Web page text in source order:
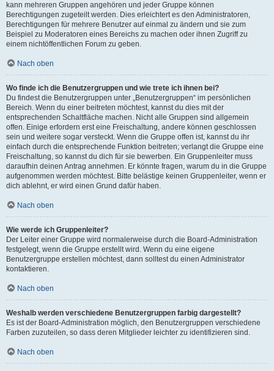
kann mehreren Gruppen angehören und jeder Gruppe können
Berechtigungen zugeteilt werden. Dies erleichtert es den Administratoren,
Berechtigungen für mehrere Benutzer auf einmal zu ändern und sie zum
Beispiel zu Moderatoren eines Bereichs zu machen oder ihnen Zugriff zu
einem nichtöffentlichen Forum zu geben.
Nach oben
Wo finde ich die Benutzergruppen und wie trete ich ihnen bei?
Du findest die Benutzergruppen unter „Benutzergruppen“ im persönlichen
Bereich. Wenn du einer beitreten möchtest, kannst du dies mit der
entsprechenden Schaltfläche machen. Nicht alle Gruppen sind allgemein
offen. Einige erfordern erst eine Freischaltung, andere können geschlossen
sein und weitere sogar versteckt. Wenn die Gruppe offen ist, kannst du ihr
einfach durch die entsprechende Funktion beitreten; verlangt die Gruppe eine
Freischaltung, so kannst du dich für sie bewerben. Ein Gruppenleiter muss
daraufhin deinen Antrag annehmen. Er könnte fragen, warum du in die Gruppe
aufgenommen werden möchtest. Bitte belästige keinen Gruppenleiter, wenn er
dich ablehnt, er wird einen Grund dafür haben.
Nach oben
Wie werde ich Gruppenleiter?
Der Leiter einer Gruppe wird normalerweise durch die Board-Administration
festgelegt, wenn die Gruppe erstellt wird. Wenn du eine eigene
Benutzergruppe erstellen möchtest, dann solltest du einen Administrator
kontaktieren.
Nach oben
Weshalb werden verschiedene Benutzergruppen farbig dargestellt?
Es ist der Board-Administration möglich, den Benutzergruppen verschiedene
Farben zuzuteilen, so dass deren Mitglieder leichter zu identifizieren sind.
Nach oben